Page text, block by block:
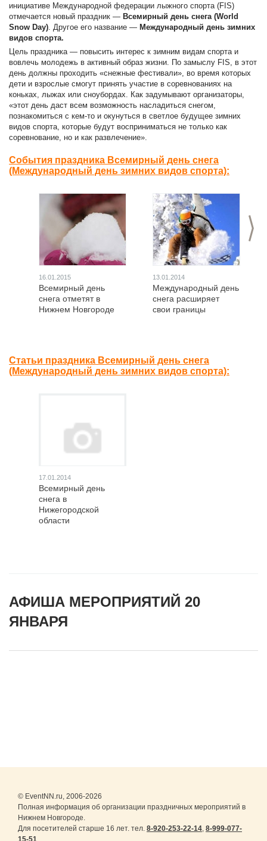
инициативе Международной федерации лыжного спорта (FIS)
отмечается новый праздник — Всемирный день снега (World
Snow Day). Другое его название — Международный день зимних
видов спорта.
Цель праздника — повысить интерес к зимним видам спорта и
вовлечь молодежь в активный образ жизни. По замыслу FIS, в этот
день должны проходить «снежные фестивали», во время которых
дети и взрослые смогут принять участие в соревнованиях на
коньках, лыжах или сноубордах. Как задумывают организаторы,
«этот день даст всем возможность насладиться снегом,
познакомиться с кем-то и окунуться в светлое будущее зимних
видов спорта, которые будут восприниматься не только как
соревнование, но и как развлечение».
События праздника Всемирный день снега
(Международный день зимних видов спорта):
>
16.01.2015
Всемирный день
снега отметят в
Нижнем Новгороде
13.01.2014
Международный день
снега расширяет
свои границы
Статьи праздника Всемирный день снега
(Международный день зимних видов спорта):
17.01.2014
Всемирный день
снега в
Нижегородской
области
АФИША МЕРОПРИЯТИЙ 20
ЯНВАРЯ
© EventNN.ru, 2006-2026
Полная информация об организации праздничных мероприятий в
Нижнем Новгороде.
Для посетителей старше 16 лет. тел. 8-920-253-22-14, 8-999-077-
15-51